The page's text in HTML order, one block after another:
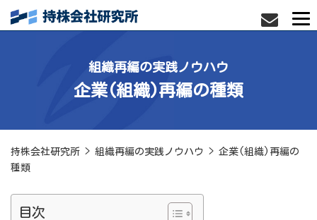
組織再編の実践ノウハウ
企業(組織)再編の種類
持株会社研究所 > 組織再編の実践ノウハウ > 企業(組織)再編の
種類
目次